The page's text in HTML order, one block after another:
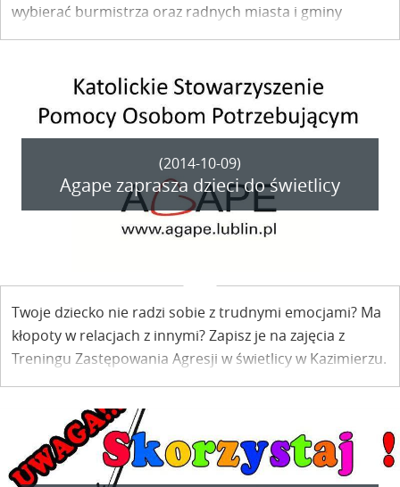
wybierać burmistrza oraz radnych miasta i gminy
Kazimierz Dolny. Jak wyglądają przygotowania do
(2014-10-09)
Agape zaprasza dzieci do świetlicy
Twoje dziecko nie radzi sobie z trudnymi emocjami? Ma
kłopoty w relacjach z innymi? Zapisz je na zajęcia z
Treningu Zastępowania Agresji w świetlicy w Kazimierzu.
Najbliższe spotkanie już w sobotę.